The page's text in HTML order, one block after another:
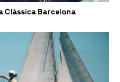
Clàssica Barcelona